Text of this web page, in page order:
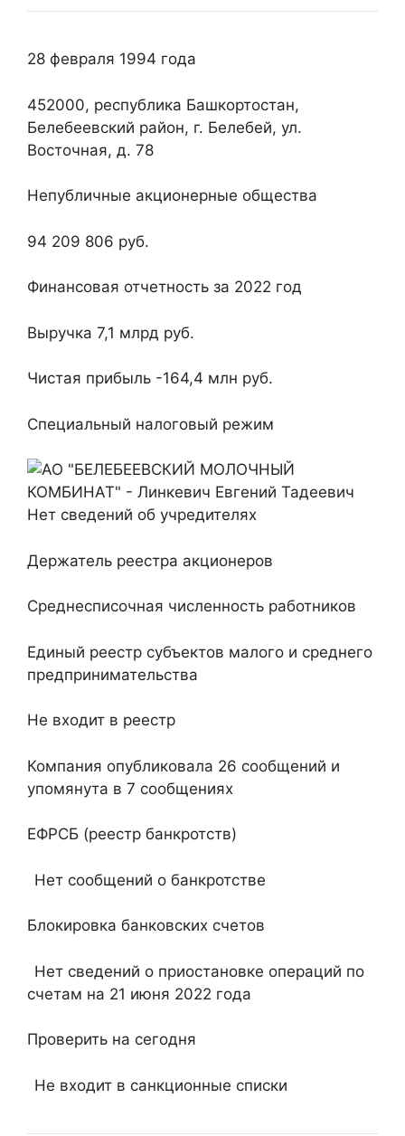
28 февраля 1994 года
452000, республика Башкортостан,
Белебеевский район, г. Белебей, ул.
Восточная, д. 78
Непубличные акционерные общества
94 209 806 руб.
Финансовая отчетность за 2022 год
Выручка 7,1 млрд руб.
Чистая прибыль -164,4 млн руб.
Специальный налоговый режим
Нет сведений об учредителях
Держатель реестра акционеров
Среднесписочная численность работников
Единый реестр субъектов малого и среднего
предпринимательства
Не входит в реестр
Компания опубликовала 26 сообщений и
упомянута в 7 сообщениях
ЕФРСБ (реестр банкротств)
Нет сообщений о банкротстве
Блокировка банковских счетов
Нет сведений о приостановке операций по
счетам на 21 июня 2022 года
Проверить на сегодня
Не входит в санкционные списки